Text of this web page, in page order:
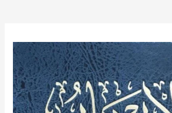
الإيمان
ومعالمه
وسننه
واستكماله
ودرجاته